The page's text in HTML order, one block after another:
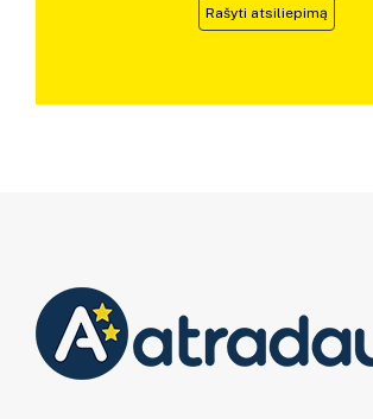
Rašyti atsiliepimą